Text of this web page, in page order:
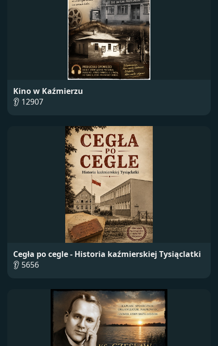
Kino w Kaźmierzu
👂 12907
Cegła po cegle - Historia kaźmierskiej Tysiąclatki
👂 5656